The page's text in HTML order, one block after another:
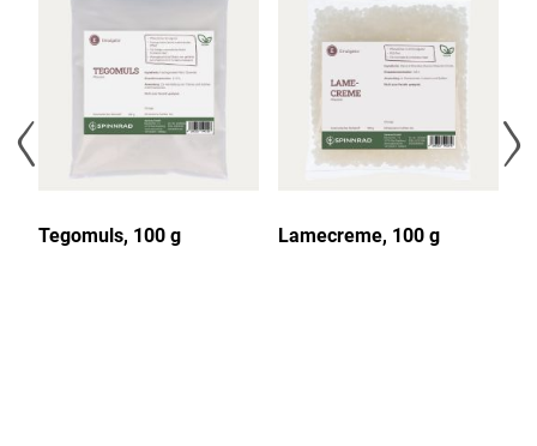
Tegomuls, 100 g Lamecreme, 100 g